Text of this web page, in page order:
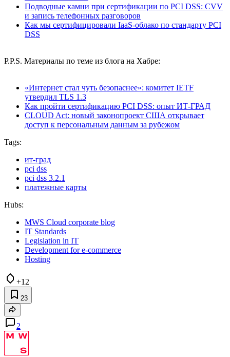
Подводные камни при сертификации по PCI DSS: CVV
и запись телефонных разговоров
Как мы сертифицировали IaaS-облако по стандарту PCI
DSS
P.P.S. Материалы по теме из блога на Хабре:
«Интернет стал чуть безопаснее»: комитет IETF
утвердил TLS 1.3
Как пройти сертификацию PCI DSS: опыт ИТ-ГРАД
CLOUD Aсt: новый законопроект США открывает
доступ к персональным данным за рубежом
Tags:
ит-град
pci dss
pci dss 3.2.1
платежные карты
Hubs:
MWS Cloud corporate blog
IT Standards
Legislation in IT
Development for e-commerce
Hosting
+12
23
2